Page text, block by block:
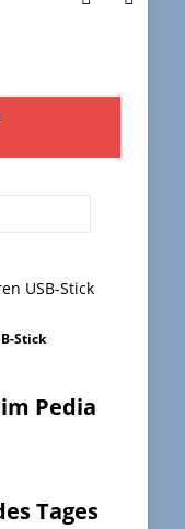
Stick
Pedia
Tages